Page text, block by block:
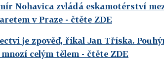
Nohavica zvládá eskamotérství
v Praze - čtěte ZDE
je zpověď, říkal Jan Tříska.
celým tělem - čtěte ZDE